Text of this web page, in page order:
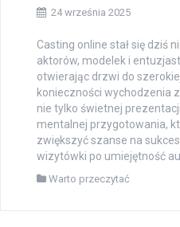
24 września 2025
Casting online stał się dziś
aktorów, modelek i
otwierając drzwi do
konieczności wychodzenia
nie tylko świetnej
mentalnej przygotowania,
zwiększyć szanse na
wizytówki po umiejętność
Warto przeczytać